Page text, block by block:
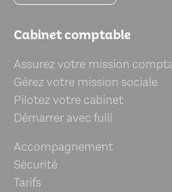
Cabinet comptable
Assurez votre mission
Gérez votre mission sociale
Pilotez votre cabinet
Démarrer avec fulll
Accompagnement
Sécurité
Tarifs